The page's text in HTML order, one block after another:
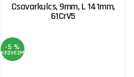
Csavarkulcs, 9mm, L 141mm,
61CrV5
-5 %
KEDVEZMÉNY